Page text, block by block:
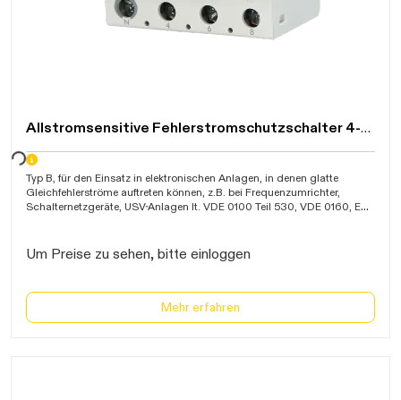
Allstromsensitive Fehlerstromschutzschalter 4-polig
Typ B, für den Einsatz in elektronischen Anlagen, in denen glatte
Gleichfehlerströme auftreten können, z.B. bei Frequenzumrichter,
Schalternetzgeräte, USV-Anlagen lt. VDE 0100 Teil 530, VDE 0160, EN
0664-100, VDE
Um Preise zu sehen, bitte einloggen
Mehr erfahren